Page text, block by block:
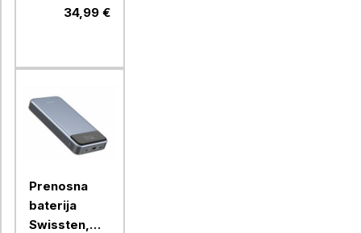
30W USB-C
49545
34,99 €
Prenosna
baterija
Swissten,